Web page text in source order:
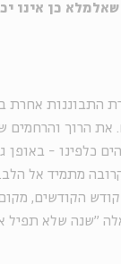
כן אינו
התבוננות אחרת
את הרוך והרחמים
כלפינו - באופן
מתמיד אל
הקודשים,
"שנה שלא תפיל